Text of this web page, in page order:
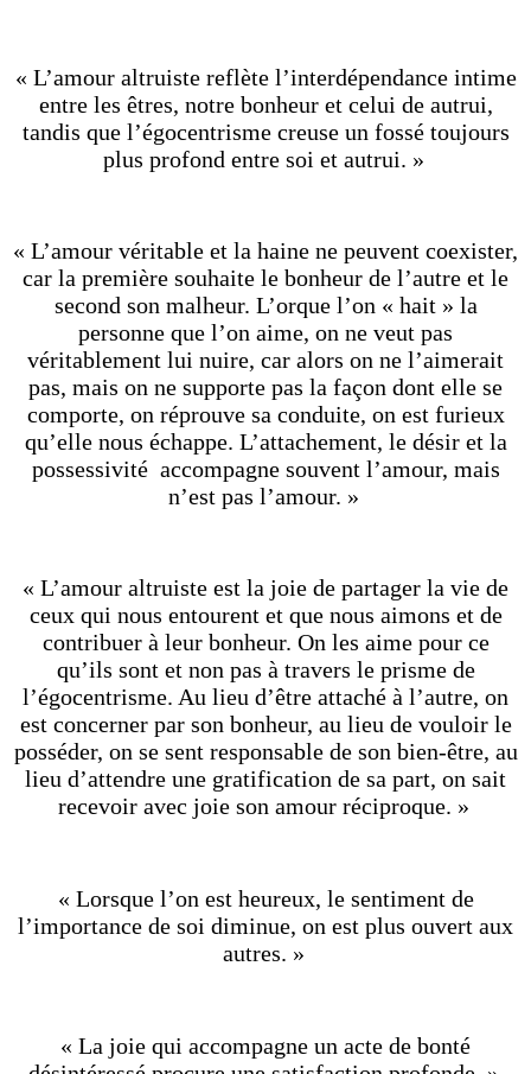
« L’amour altruiste reflète l’interdépendance intime
entre les êtres, notre bonheur et celui de autrui,
tandis que l’égocentrisme creuse un fossé toujours
plus profond entre soi et autrui. »
« L’amour véritable et la haine ne peuvent coexister,
car la première souhaite le bonheur de l’autre et le
second son malheur. L’orque l’on « hait » la
personne que l’on aime, on ne veut pas
véritablement lui nuire, car alors on ne l’aimerait
pas, mais on ne supporte pas la façon dont elle se
comporte, on réprouve sa conduite, on est furieux
qu’elle nous échappe. L’attachement, le désir et la
possessivité accompagne souvent l’amour, mais
n’est pas l’amour. »
« L’amour altruiste est la joie de partager la vie de
ceux qui nous entourent et que nous aimons et de
contribuer à leur bonheur. On les aime pour ce
qu’ils sont et non pas à travers le prisme de
l’égocentrisme. Au lieu d’être attaché à l’autre, on
est concerner par son bonheur, au lieu de vouloir le
posséder, on se sent responsable de son bien-être, au
lieu d’attendre une gratification de sa part, on sait
recevoir avec joie son amour réciproque. »
« Lorsque l’on est heureux, le sentiment de
l’importance de soi diminue, on est plus ouvert aux
autres. »
« La joie qui accompagne un acte de bonté